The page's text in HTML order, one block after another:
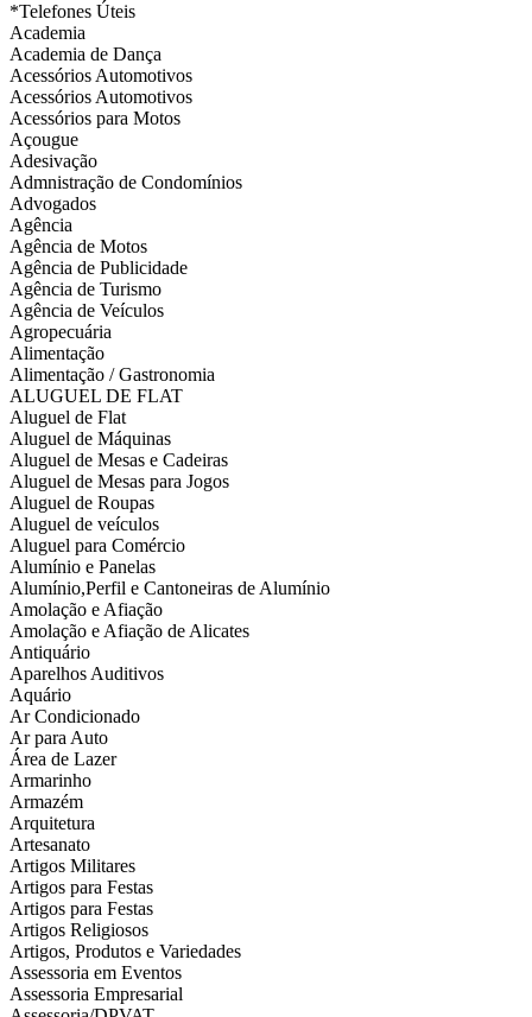
*Telefones Úteis
Academia
Academia de Dança
Acessórios Automotivos
Acessórios Automotivos
Acessórios para Motos
Açougue
Adesivação
Admnistração de Condomínios
Advogados
Agência
Agência de Motos
Agência de Publicidade
Agência de Turismo
Agência de Veículos
Agropecuária
Alimentação
Alimentação / Gastronomia
ALUGUEL DE FLAT
Aluguel de Flat
Aluguel de Máquinas
Aluguel de Mesas e Cadeiras
Aluguel de Mesas para Jogos
Aluguel de Roupas
Aluguel de veículos
Aluguel para Comércio
Alumínio e Panelas
Alumínio,Perfil e Cantoneiras de Alumínio
Amolação e Afiação
Amolação e Afiação de Alicates
Antiquário
Aparelhos Auditivos
Aquário
Ar Condicionado
Ar para Auto
Área de Lazer
Armarinho
Armazém
Arquitetura
Artesanato
Artigos Militares
Artigos para Festas
Artigos para Festas
Artigos Religiosos
Artigos, Produtos e Variedades
Assessoria em Eventos
Assessoria Empresarial